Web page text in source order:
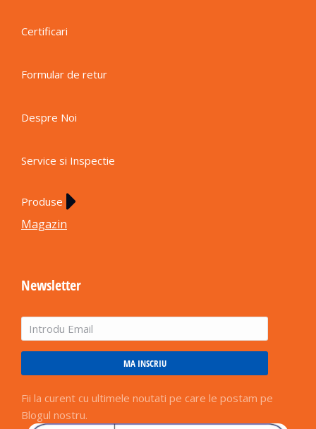
Certificari
Formular de retur
Despre Noi
Service si Inspectie
Produse
Magazin
Newsletter
MA INSCRIU
Fii la curent cu ultimele noutati pe care le postam pe
Blogul nostru.